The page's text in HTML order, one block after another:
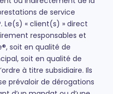
de service
Le(s) « client(s) » direct
responsables et
soit en qualité de
soit en qualité de
à titre subsidiaire. Ils
prévaloir de dérogations